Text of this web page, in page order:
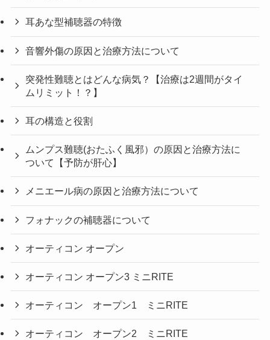
耳あな型補聴器の特徴
音響外傷の原因と治療方法について
突発性難聴とはどんな病気？【治療は2週間がタイ
ムリミット！？】
耳の構造と役割
ムンプス難聴(おたふく風邪）の原因と治療方法に
ついて【予防が肝心】
メニエール病の原因と治療方法について
フォナックの補聴器について
オーティコン オープン
オーティコン オープン3 ミニRITE
オーティコン オープン1 ミニRITE
オーティコン オープン2 ミニRITE